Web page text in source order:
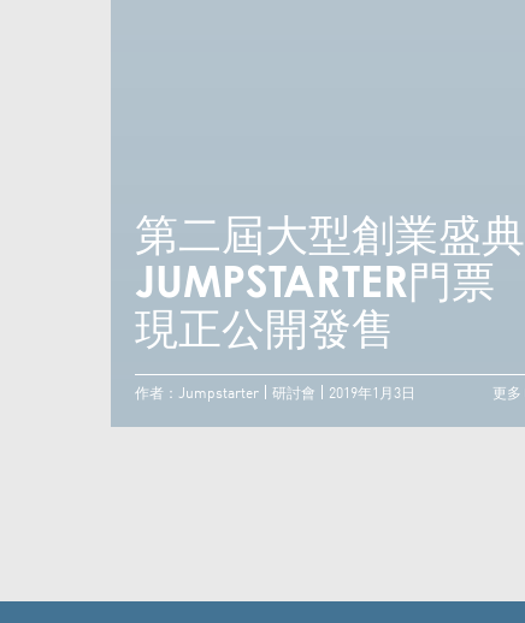
第二屆大型創業盛典
JUMPSTARTER門票
現正公開發售
作者：Jumpstarter 研討會 2019年1月3日 更多